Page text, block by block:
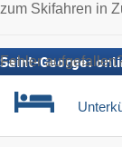
zum Skifahren in
Fehler
Saint-George: